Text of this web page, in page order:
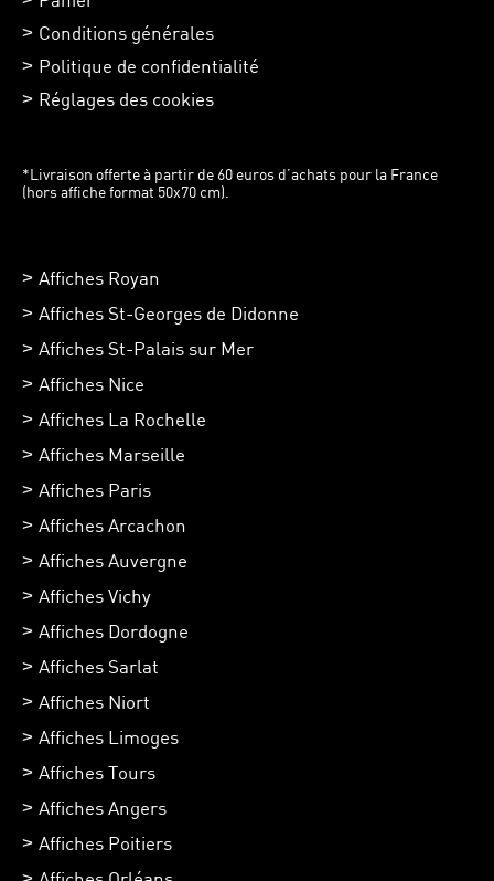
Conditions générales
Politique de confidentialité
Réglages des cookies
*Livraison offerte à partir de 60 euros d’achats pour la France
(hors affiche format 50x70 cm).
Affiches Royan
Affiches St-Georges de Didonne
Affiches St-Palais sur Mer
Affiches Nice
Affiches La Rochelle
Affiches Marseille
Affiches Paris
Affiches Arcachon
Affiches Auvergne
Affiches Vichy
Affiches Dordogne
Affiches Sarlat
Affiches Niort
Affiches Limoges
Affiches Tours
Affiches Angers
Affiches Poitiers